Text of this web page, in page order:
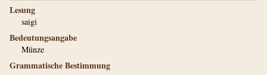
Lesung
saigi
Bedeutungsangabe
Münze
Grammatische Bestimmung